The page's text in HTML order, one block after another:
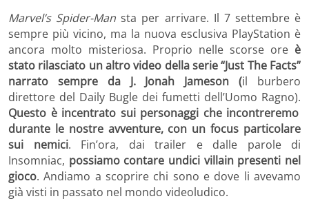
Marvel’s Spider-Mansta per arrivare. Il 7 settembre è
sempre più vicino, ma la nuova esclusiva PlayStation è
ancora molto misteriosa. Proprio nelle scorse ore è
stato rilasciato un altro video della serie “Just The Facts”
narrato sempre da J. Jonah Jameson (il burbero
direttore del Daily Bugle dei fumetti dell’Uomo Ragno).
Questo è incentrato sui personaggi che incontreremo
durante le nostre avventure, con un focus particolare
sui nemici. Fin’ora, dai trailer e dalle parole di
Insomniac, possiamo contare undici villain presenti nel
gioco. Andiamo a scoprire chi sono e dove li avevamo
già visti in passato nel mondo videoludico.